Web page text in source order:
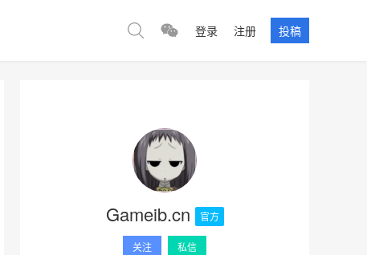
登录 注册 投稿
Gameib.cn 官方
关注 私信